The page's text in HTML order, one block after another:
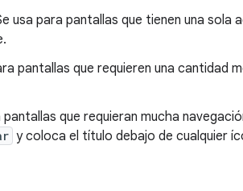
usa para pantallas que tienen una sola
pantallas que requieren una cantidad
pantallas que requieran mucha
y coloca el título debajo de cualquier